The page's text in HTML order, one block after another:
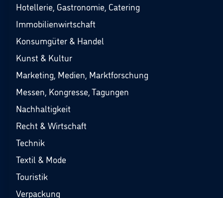
Hotellerie, Gastronomie, Catering
Immobilienwirtschaft
Konsumgüter & Handel
Kunst & Kultur
Marketing, Medien, Marktforschung
Messen, Kongresse, Tagungen
Nachhaltigkeit
Recht & Wirtschaft
Technik
Textil & Mode
Touristik
Verpackung